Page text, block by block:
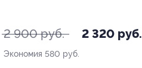
2 900 руб. 2 320 руб.
Экономия 580 руб.